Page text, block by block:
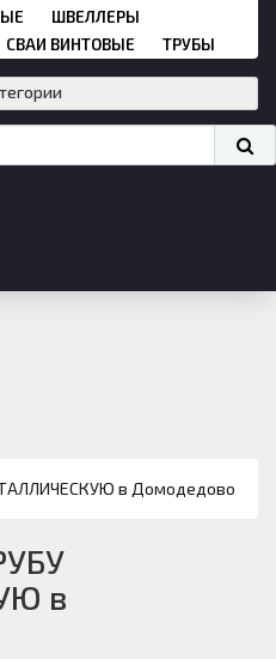
ШВЕЛЛЕРЫ
СВАИ ВИНТОВЫЕ ТРУБЫ
в Домодедово
в